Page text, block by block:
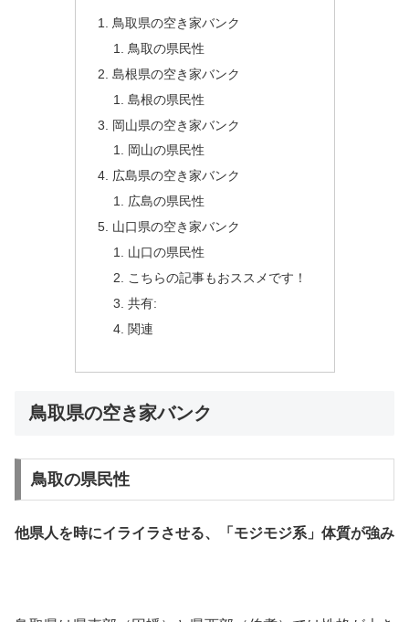
鳥取県の空き家バンク
鳥取の県民性
島根県の空き家バンク
島根の県民性
岡山県の空き家バンク
岡山の県民性
広島県の空き家バンク
広島の県民性
山口県の空き家バンク
山口の県民性
こちらの記事もおススメです！
共有:
関連
鳥取県の空き家バンク
鳥取の県民性
他県人を時にイライラさせる、「モジモジ系」体質が強み